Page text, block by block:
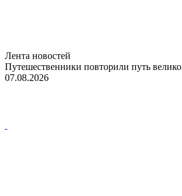
Лента новостей
Путешественники повторили путь
07.08.2026